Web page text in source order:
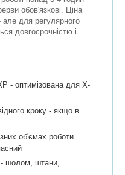
обов'язкові. Ціна
для регулярного
довгосрочністю і
- оптимізована для X-
кроку - якщо в
об'ємах роботи
- шолом, штани,